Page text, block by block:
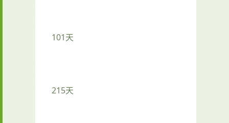
101天
215天